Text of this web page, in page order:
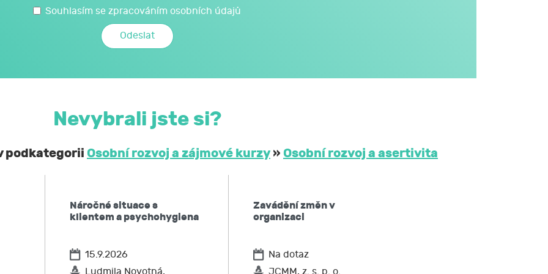
svých osobních a citlivých údajů, které jsem uvedl/a v tomto formuláři,
poskytnu při kariérovém poradenství realizovaném JCMM.
a citlivými údaji může JCMM nakládat způsobem a v největším rozsahu
osobních údajů č. 2016/679, a to za účelem mé účasti na aktivitách
a citlivé údaje neposkytne bez mého souhlasu třetím osobám
a nadřízených orgánů. Svůj souhlas uděluji JCMM na dobu
JCMM informaci, jaké moje osobní údaje zpracovává, žádat si kopii
omezení zpracování,
JCMM výmaz těchto osobních údajů
Souhlasím se zpracováním osobních údajů
Nevybrali jste si?
podkategorii Osobní rozvoj a zájmové kurzy » Osobní rozvoj a asertivita
Náročné situace s
klientem a psychohygiena
15.9.2026
Ludmila Novotná,
Zavádění změn v
organizaci
Na dotaz
JCMM, z. s. p. o.